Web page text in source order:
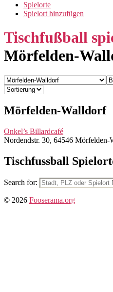
Spielorte
Spielort hinzufügen
Tischfußball
Mörfelden-
Mörfelden-Walldorf
Onkel’s Billardcafé
Nordendstr. 30, 64546 Mörfelden-
Tischfussball
Search for:
© 2026 Fooserama.org